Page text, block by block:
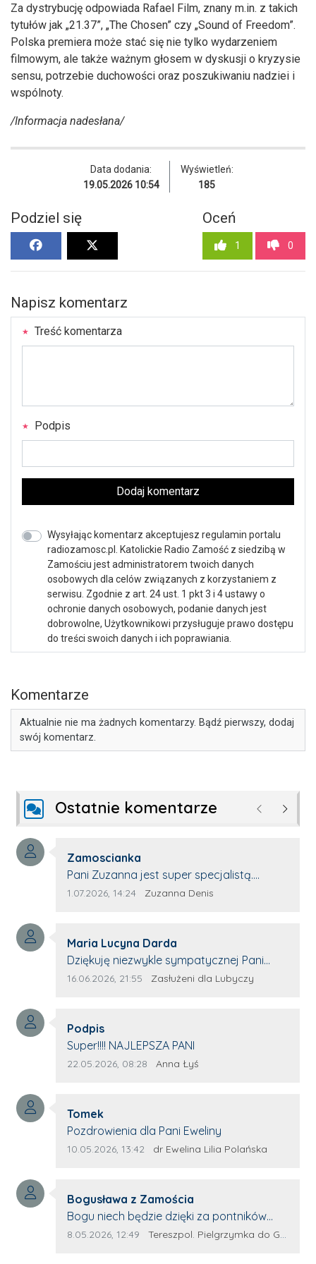
Za dystrybucję odpowiada Rafael Film, znany m.in. z takich
tytułów jak „21.37”, „The Chosen” czy „Sound of Freedom”.
Polska premiera może stać się nie tylko wydarzeniem
filmowym, ale także ważnym głosem w dyskusji o kryzysie
sensu, potrzebie duchowości oraz poszukiwaniu nadziei i
wspólnoty.
/Informacja nadesłana/
Data dodania:
19.05.2026 10:54
Wyświetleń:
185
Podziel się Oceń
1 0
Napisz komentarz
Treść komentarza
Podpis
Dodaj komentarz
Wysyłając komentarz akceptujesz regulamin portalu
radiozamosc.pl. Katolickie Radio Zamość z siedzibą w
Zamościu jest administratorem twoich danych
osobowych dla celów związanych z korzystaniem z
serwisu. Zgodnie z art. 24 ust. 1 pkt 3 i 4 ustawy o
ochronie danych osobowych, podanie danych jest
dobrowolne, Użytkownikowi przysługuje prawo dostępu
do treści swoich danych i ich poprawiania.
Komentarze
Aktualnie nie ma żadnych komentarzy. Bądź pierwszy, dodaj
swój komentarz.
Ostatnie komentarze Poprzednie
Autor komentarza:
Zamoscianka
Treść komentarza:
Pani Zuzanna jest super specjalistą.
Korzystamy z moim pieskiem z jej pomocy
Data dodania komentarza:
1.07.2026, 14:24 Źródło komentarza:
Zuzanna Denis
Autor komentarza:
Maria Lucyna Darda
Treść komentarza:
Dziękuję niezwykle sympatycznej Pani
redaktor Annie Niderla-Kadach za
którym trema odbierała głos.
Data dodania komentarza:
16.06.2026, 21:55 Źródło komentarza:
Zasłużeni dla Lubyczy
Autor komentarza:
Podpis
Treść komentarza:
Super!!!! NAJLEPSZA PANI
Data dodania komentarza:
22.05.2026, 08:28 Źródło komentarza:
Anna Łyś
Autor komentarza:
Tomek
Treść komentarza:
Pozdrowienia dla Pani Eweliny
Data dodania komentarza:
10.05.2026, 13:42 Źródło komentarza:
dr Ewelina Lilia Polańska
Autor komentarza:
Bogusława z Zamościa
Treść komentarza:
Bogu niech będzie dzięki za pontników
Terespola Wyglądają jak kolorowe ptaki
Data dodania komentarza:
8.05.2026, 12:49 Źródło komentarza:
Tereszpol. Pielgrzymka do Górecka Kościelnego